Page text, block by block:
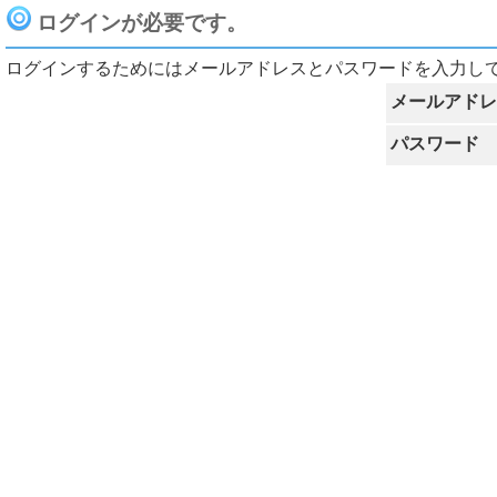
ログインが必要です。
ログインするためにはメールアドレスとパスワードを入力し
メールアド
パスワード